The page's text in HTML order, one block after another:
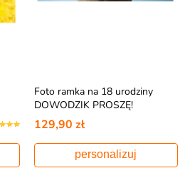
Foto ramka na 18 urodziny
DOWODZIK PROSZĘ!
129,90 zł
personalizuj